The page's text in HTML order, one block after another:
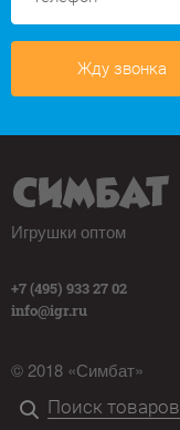
Жду звонка
Игрушки оптом
+7 (495) 933 27 02
info@igr.ru
© 2018 «Симбат»